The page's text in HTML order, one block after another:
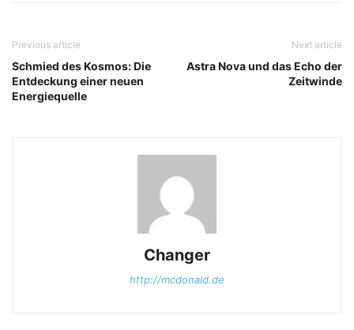
Previous article
Schmied des Kosmos: Die
Entdeckung einer neuen
Energiequelle
Next article
Astra Nova und das Echo der
Zeitwinde
Changer
http://mcdonald.de